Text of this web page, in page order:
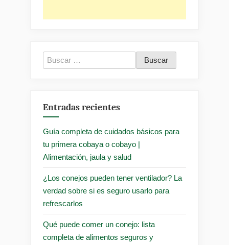
Buscar:
Entradas recientes
Guía completa de cuidados básicos para
tu primera cobaya o cobayo |
Alimentación, jaula y salud
¿Los conejos pueden tener ventilador? La
verdad sobre si es seguro usarlo para
refrescarlos
Qué puede comer un conejo: lista
completa de alimentos seguros y